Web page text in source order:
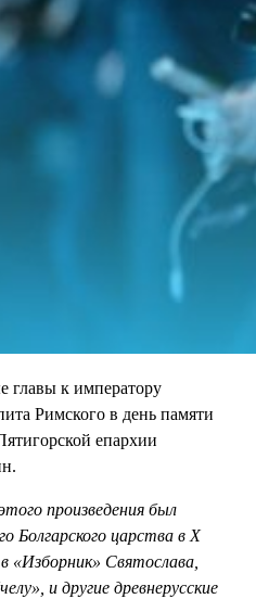
главы к императору
Римского в день памяти
епархии
произведения был
Болгарского царства в X
«Изборник» Святослава,
и другие древнерусские